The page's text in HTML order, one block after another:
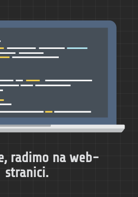
radimo na web-
stranici.